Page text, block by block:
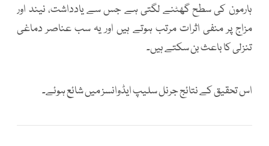
ہارمون کی سطح گھٹنے لگتی ہے جس سے یادداشت، نیند اور
مزاج پر منفی اثرات مرتب ہوتے ہیں اور یہ سب عناصر دماغی
تنزلی کا باعث بن سکتے ہیں۔
اس تحقیق کے نتائج جرنل سلیپ ایڈوانسز میں شائع ہوئے۔